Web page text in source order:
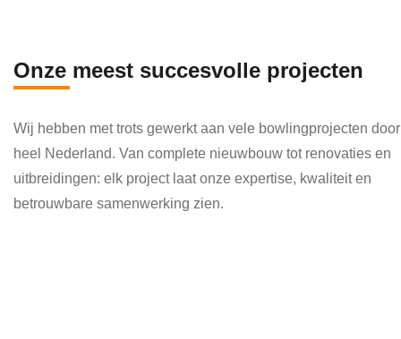
kund
Onze meest succesvolle projecten
Wij hebben met trots gewerkt aan vele bowlingprojecten door
heel Nederland. Van complete nieuwbouw tot renovaties en
uitbreidingen: elk project laat onze expertise, kwaliteit en
betrouwbare samenwerking zien.